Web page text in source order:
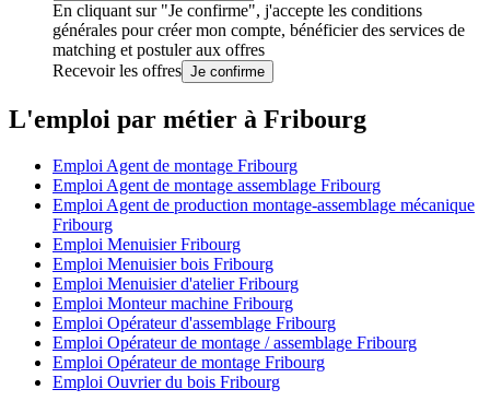
En cliquant sur "Je confirme", j'accepte les conditions
générales pour créer mon compte, bénéficier des services de
matching et postuler aux offres
Recevoir les offres Je confirme
L'emploi par métier à Fribourg
Emploi Agent de montage Fribourg
Emploi Agent de montage assemblage Fribourg
Emploi Agent de production montage-assemblage mécanique
Fribourg
Emploi Menuisier Fribourg
Emploi Menuisier bois Fribourg
Emploi Menuisier d'atelier Fribourg
Emploi Monteur machine Fribourg
Emploi Opérateur d'assemblage Fribourg
Emploi Opérateur de montage / assemblage Fribourg
Emploi Opérateur de montage Fribourg
Emploi Ouvrier du bois Fribourg